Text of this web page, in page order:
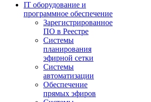
IT оборудование и
программное обеспечение
Зарегистрированное
ПО в Реестре
Системы
планирования
эфирной сетки
Системы
автоматизации
Обеспечение
прямых эфиров